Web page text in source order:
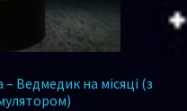
Ведмедик на місяці (з